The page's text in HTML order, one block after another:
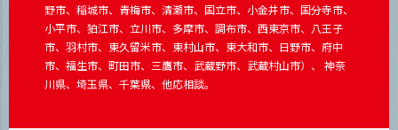
野市、稲城市、青梅市、清瀬市、国立市、小金井市、国分寺市、
小平市、狛江市、立川市、多摩市、調布市、西東京市、八王子
市、羽村市、東久留米市、東村山市、東大和市、日野市、府中
市、福生市、町田市、三鷹市、武蔵野市、武蔵村山市）、 神奈
川県、埼玉県、千葉県、他応相談。